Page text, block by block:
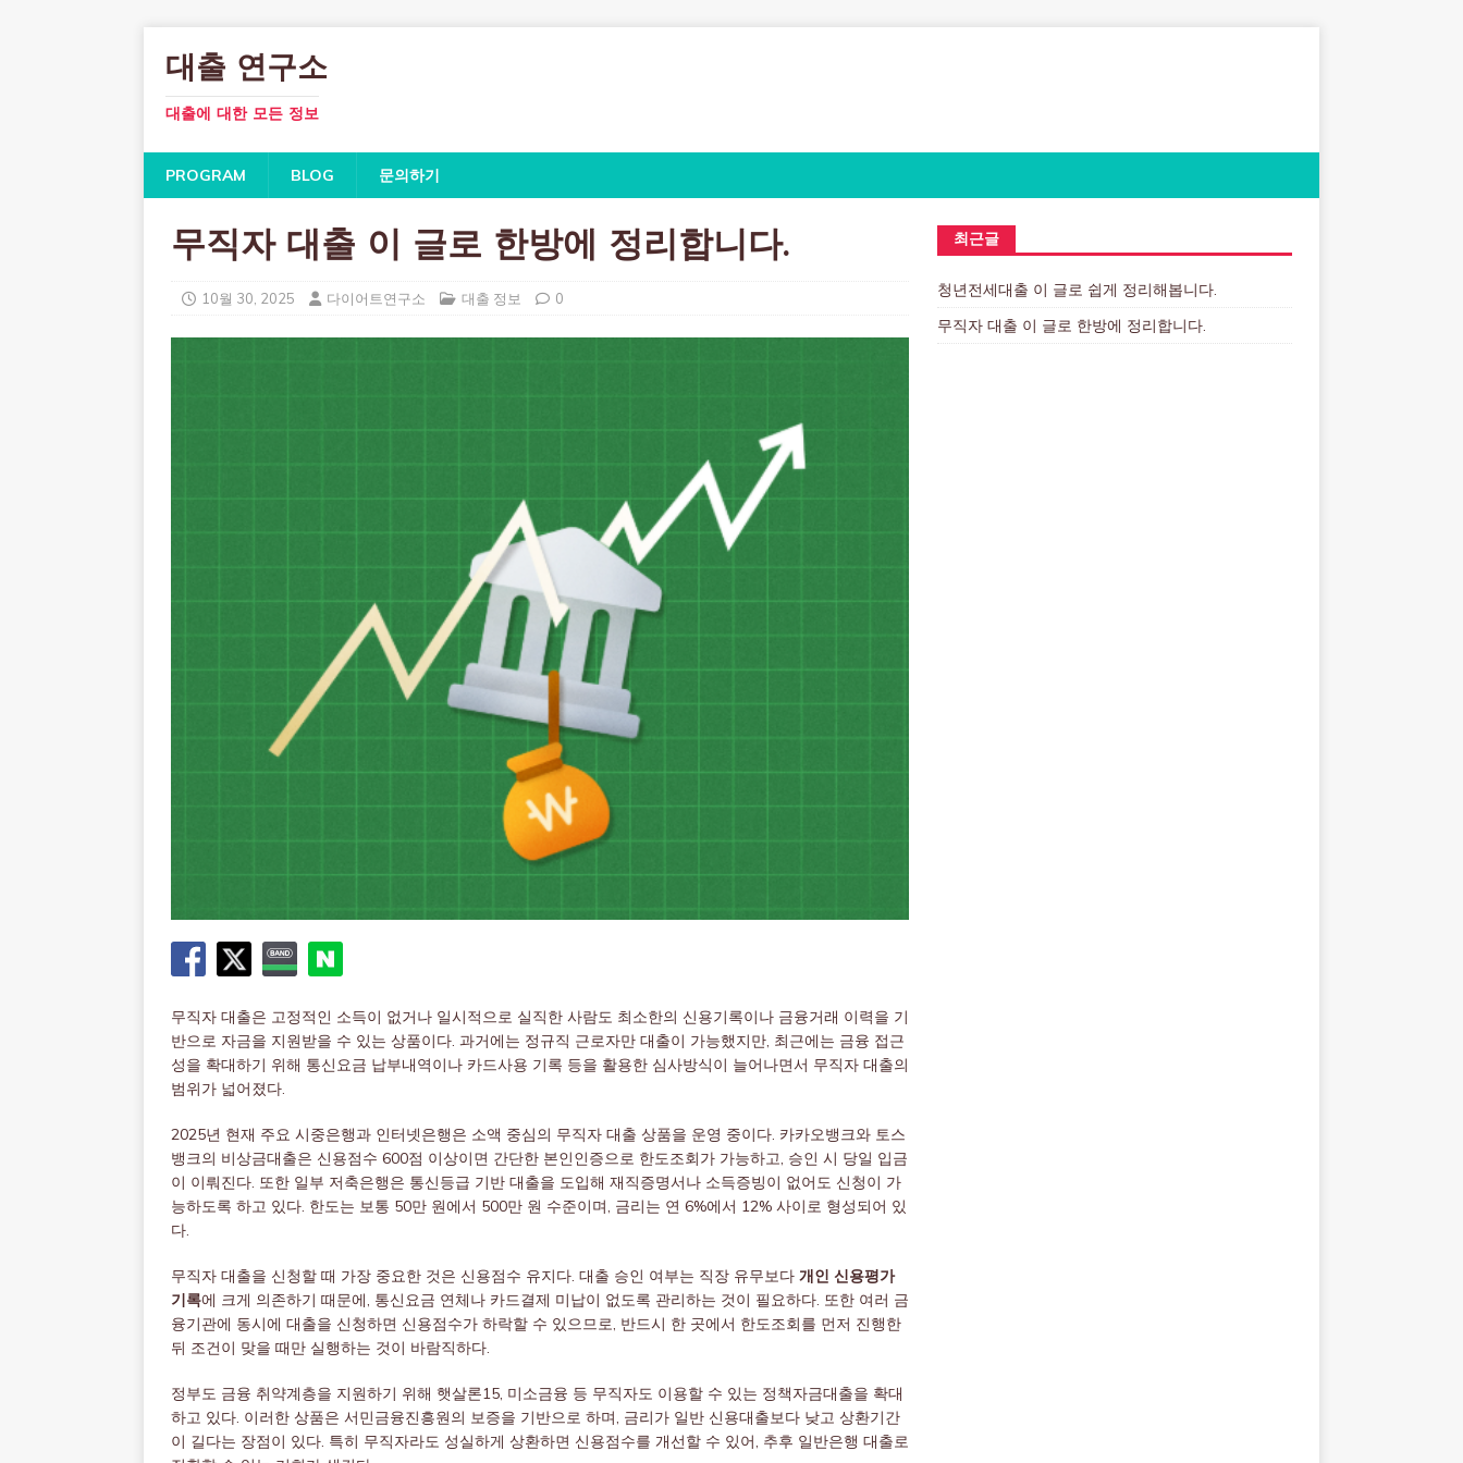
대출 연구소
대출에 대한 모든 정보
PROGRAM BLOG 문의하기
무직자 대출 이 글로 한방에 정리합니다.
10월 30, 2025 다이어트연구소 대출 정보 0
무직자 대출은 고정적인 소득이 없거나 일시적으로 실직한 사람도 최소한의 신용기록이나 금융거래 이력을 기
반으로 자금을 지원받을 수 있는 상품이다. 과거에는 정규직 근로자만 대출이 가능했지만, 최근에는 금융 접근
성을 확대하기 위해 통신요금 납부내역이나 카드사용 기록 등을 활용한 심사방식이 늘어나면서 무직자 대출의
범위가 넓어졌다.
2025년 현재 주요 시중은행과 인터넷은행은 소액 중심의 무직자 대출 상품을 운영 중이다. 카카오뱅크와 토스
뱅크의 비상금대출은 신용점수 600점 이상이면 간단한 본인인증으로 한도조회가 가능하고, 승인 시 당일 입금
이 이뤄진다. 또한 일부 저축은행은 통신등급 기반 대출을 도입해 재직증명서나 소득증빙이 없어도 신청이 가
능하도록 하고 있다. 한도는 보통 50만 원에서 500만 원 수준이며, 금리는 연 6%에서 12% 사이로 형성되어 있
다.
무직자 대출을 신청할 때 가장 중요한 것은 신용점수 유지다. 대출 승인 여부는 직장 유무보다 개인 신용평가
기록에 크게 의존하기 때문에, 통신요금 연체나 카드결제 미납이 없도록 관리하는 것이 필요하다. 또한 여러 금
융기관에 동시에 대출을 신청하면 신용점수가 하락할 수 있으므로, 반드시 한 곳에서 한도조회를 먼저 진행한
뒤 조건이 맞을 때만 실행하는 것이 바람직하다.
정부도 금융 취약계층을 지원하기 위해 햇살론15, 미소금융 등 무직자도 이용할 수 있는 정책자금대출을 확대
하고 있다. 이러한 상품은 서민금융진흥원의 보증을 기반으로 하며, 금리가 일반 신용대출보다 낮고 상환기간
이 길다는 장점이 있다. 특히 무직자라도 성실하게 상환하면 신용점수를 개선할 수 있어, 추후 일반은행 대출로
최근글
청년전세대출 이 글로 쉽게 정리해봅니다.
무직자 대출 이 글로 한방에 정리합니다.